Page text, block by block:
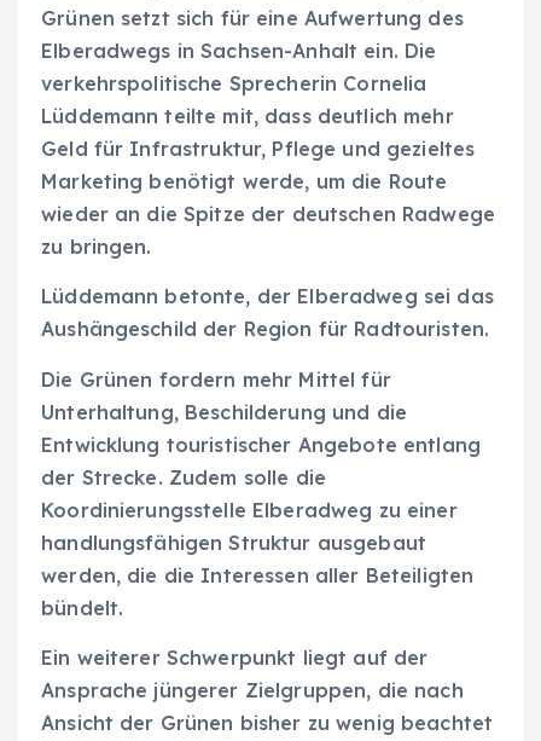
Grünen setzt sich für eine Aufwertung des
Elberadwegs in Sachsen-Anhalt ein. Die
verkehrspolitische Sprecherin Cornelia
Lüddemann teilte mit, dass deutlich mehr
Geld für Infrastruktur, Pflege und gezieltes
Marketing benötigt werde, um die Route
wieder an die Spitze der deutschen Radwege
zu bringen.
Lüddemann betonte, der Elberadweg sei das
Aushängeschild der Region für Radtouristen.
Die Grünen fordern mehr Mittel für
Unterhaltung, Beschilderung und die
Entwicklung touristischer Angebote entlang
der Strecke. Zudem solle die
Koordinierungsstelle Elberadweg zu einer
handlungsfähigen Struktur ausgebaut
werden, die die Interessen aller Beteiligten
bündelt.
Ein weiterer Schwerpunkt liegt auf der
Ansprache jüngerer Zielgruppen, die nach
Ansicht der Grünen bisher zu wenig beachtet